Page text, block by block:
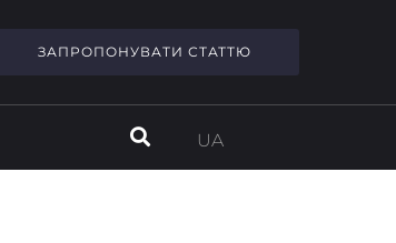
ЗАПРОПОНУВАТИ СТАТТЮ
UA